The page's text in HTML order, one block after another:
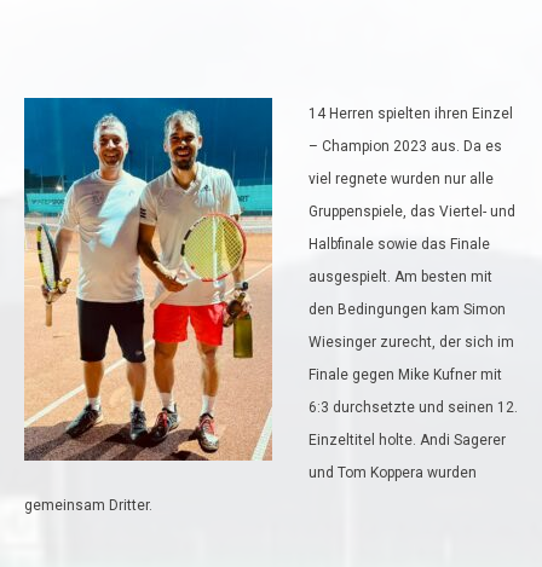
14 Herren spielten ihren Einzel
– Champion 2023 aus. Da es
viel regnete wurden nur alle
Gruppenspiele, das Viertel- und
Halbfinale sowie das Finale
ausgespielt. Am besten mit
den Bedingungen kam Simon
Wiesinger zurecht, der sich im
Finale gegen Mike Kufner mit
6:3 durchsetzte und seinen 12.
Einzeltitel holte. Andi Sagerer
und Tom Koppera wurden
gemeinsam Dritter.